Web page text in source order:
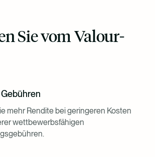
Sie vom Valour-
mehr Rendite bei geringeren Kosten
wettbewerbsfähigen